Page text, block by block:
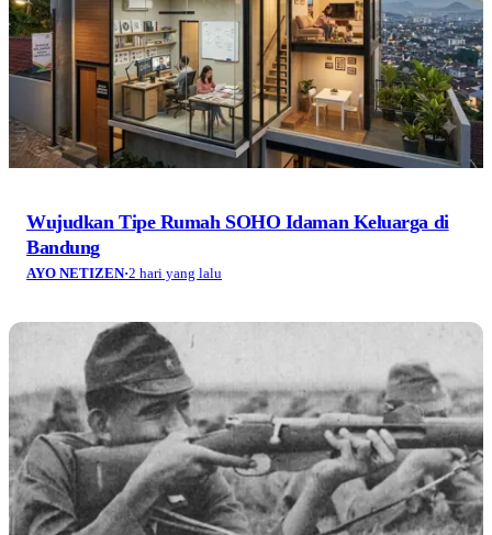
Wujudkan Tipe Rumah SOHO Idaman Keluarga di
Bandung
AYO NETIZEN·2 hari yang lalu